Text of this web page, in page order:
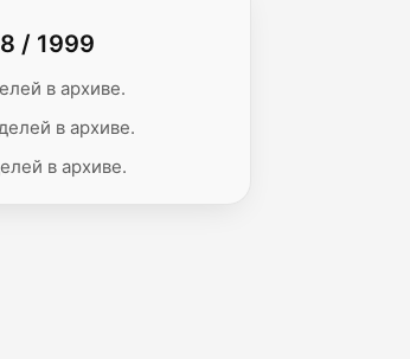
/ 1999
в архиве.
в архиве.
в архиве.